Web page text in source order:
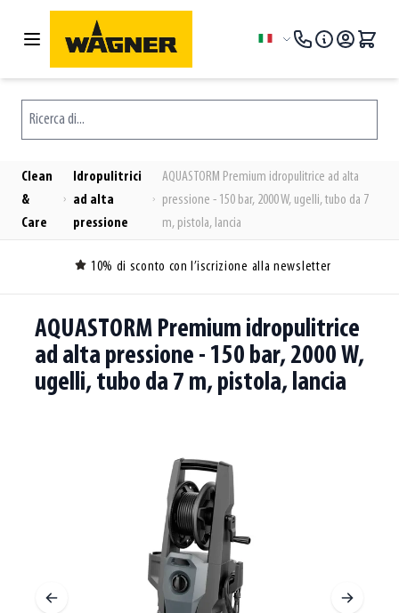
Salta al contenuto
Lingua
Ricerca di...
Clean
&
Care
Idropulitrici
ad alta
pressione
AQUASTORM Premium idropulitrice ad alta
pressione - 150 bar, 2000 W, ugelli, tubo da 7
m, pistola, lancia
10% di sconto con l’iscrizione alla newsletter
AQUASTORM Premium idropulitrice
ad alta pressione - 150 bar, 2000 W,
ugelli, tubo da 7 m, pistola, lancia